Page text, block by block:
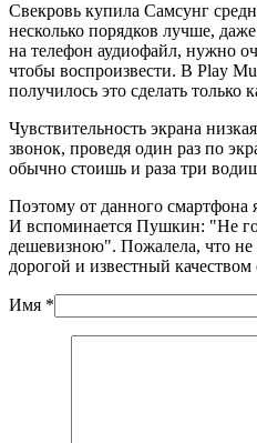
Свекровь купила Самсунг
несколько порядков лучше,
на телефон аудиофайл, нужно
чтобы воспроизвести. В Play
получилось это сделать
Чувствительность экрана
звонок, проведя один раз по
обычно стоишь и раза три
Поэтому от данного смартфона
И вспоминается Пушкин: "Не
дешевизною". Пожалела, что не
дорогой и известный
Имя *